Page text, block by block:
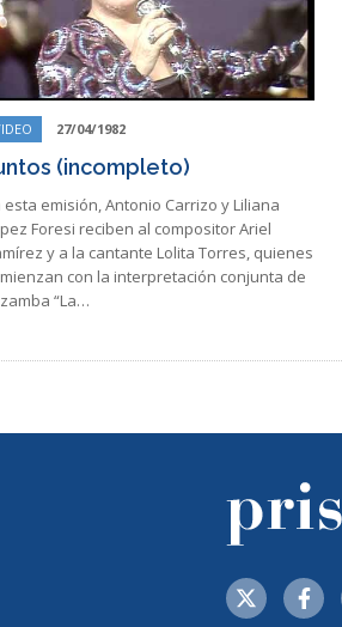
27/04/1982
(incompleto)
esta emisión, Antonio Carrizo y Liliana
Foresi reciben al compositor Ariel
y a la cantante Lolita Torres, quienes
con la interpretación conjunta de
“La…